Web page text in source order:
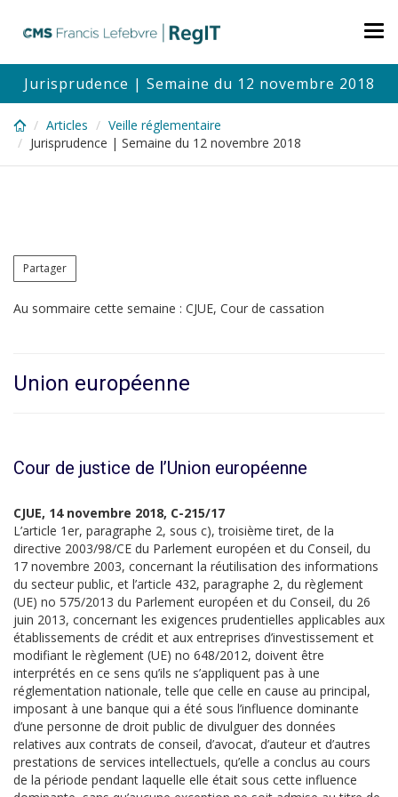
content
Jurisprudence | Semaine du 12 novembre 2018
Articles
Veille réglementaire
Jurisprudence | Semaine du 12 novembre 2018
Partager
Au sommaire cette semaine : CJUE, Cour de cassation
Union européenne
Cour de justice de l’Union européenne
CJUE, 14 novembre 2018, C-215/17
L’article 1er, paragraphe 2, sous c), troisième tiret, de la
directive 2003/98/CE du Parlement européen et du Conseil, du
17 novembre 2003, concernant la réutilisation des informations
du secteur public, et l’article 432, paragraphe 2, du règlement
(UE) no 575/2013 du Parlement européen et du Conseil, du 26
juin 2013, concernant les exigences prudentielles applicables aux
établissements de crédit et aux entreprises d’investissement et
modifiant le règlement (UE) no 648/2012, doivent être
interprétés en ce sens qu’ils ne s’appliquent pas à une
réglementation nationale, telle que celle en cause au principal,
imposant à une banque qui a été sous l’influence dominante
d’une personne de droit public de divulguer des données
relatives aux contrats de conseil, d’avocat, d’auteur et d’autres
prestations de services intellectuels, qu’elle a conclus au cours
de la période pendant laquelle elle était sous cette influence